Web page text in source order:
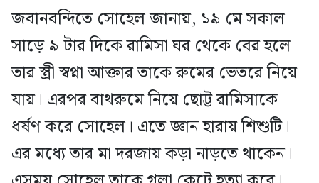
জবানবন্দিতে সোহেল জানায়, ১৯ মে সকাল
সাড়ে ৯ টার দিকে রামিসা ঘর থেকে বের হলে
তার স্ত্রী স্বপ্না আক্তার তাকে রুমের ভেতরে নিয়ে
যায়। এরপর বাথরুমে নিয়ে ছোট্ট রামিসাকে
ধর্ষণ করে সোহেল। এতে জ্ঞান হারায় শিশুটি।
এর মধ্যে তার মা দরজায় কড়া নাড়তে থাকেন।